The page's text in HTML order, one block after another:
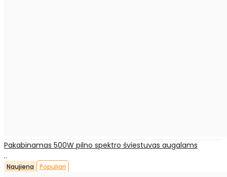
Pakabinamas 500W pilno spektro šviestuvas augalams
..
Naujiena Populiari